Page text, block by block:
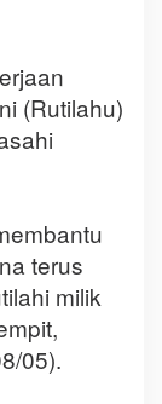
(Rutilahu)
terus
milik
05).